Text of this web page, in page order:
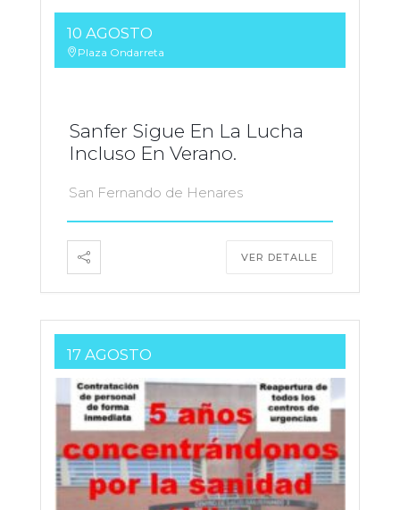
10 AGOSTO
Plaza Ondarreta
Sanfer Sigue En La Lucha
Incluso En Verano.
San Fernando de Henares
VER DETALLE
17 AGOSTO